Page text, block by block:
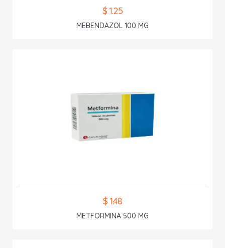
$ 1.25
MEBENDAZOL 100 MG
$ 1.48
METFORMINA 500 MG